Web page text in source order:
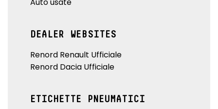
DEALER WEBSITES
Renord Renault Ufficiale
Renord Dacia Ufficiale
ETICHETTE PNEUMATICI